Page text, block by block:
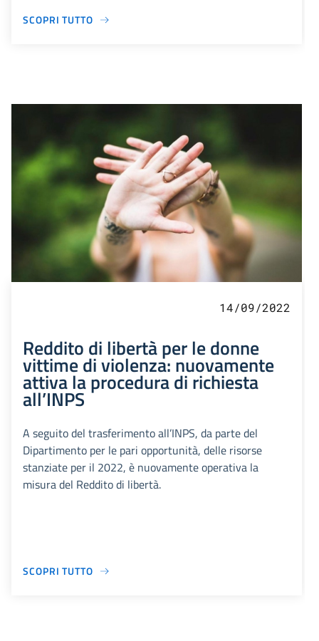
SCOPRI TUTTO
14/09/2022
Reddito di libertà per le donne
vittime di violenza: nuovamente
attiva la procedura di richiesta
all’INPS
A seguito del trasferimento all’INPS, da parte del
Dipartimento per le pari opportunità, delle risorse
stanziate per il 2022, è nuovamente operativa la
misura del Reddito di libertà.
SCOPRI TUTTO